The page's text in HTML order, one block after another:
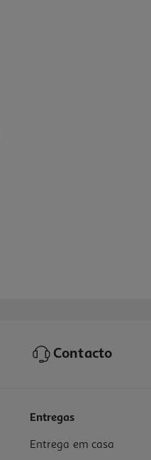
Contacto
Entregas
Entrega em casa